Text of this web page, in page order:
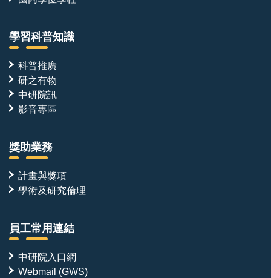
學習科普知識
科普推廣
研之有物
中研院訊
影音專區
獎助業務
計畫與獎項
學術及研究倫理
員工常用連結
中研院入口網
Webmail (GWS)